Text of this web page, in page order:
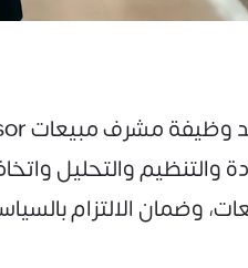
والتنظيم والتحليل
وضمان الالتزام